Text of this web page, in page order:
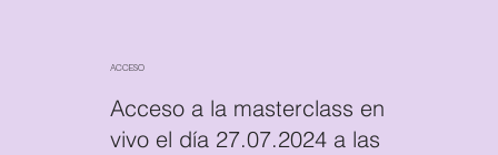
ACCESO
Acceso a la masterclass en
vivo el día 27.07.2024 a las